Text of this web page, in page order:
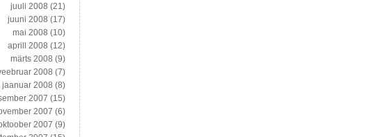
juuli 2008 (21)
juuni 2008 (17)
mai 2008 (10)
aprill 2008 (12)
märts 2008 (9)
2008 (7)
jaanuar 2008 (8)
2007 (15)
2007 (6)
2007 (9)